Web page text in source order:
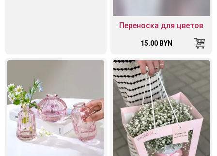
Переноска для цветов
15.00 BYN